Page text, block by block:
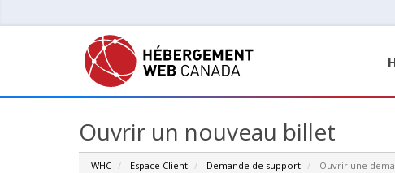
Ouvrir un nouveau billet
WHC Espace Client Demande de support Ouvrir une